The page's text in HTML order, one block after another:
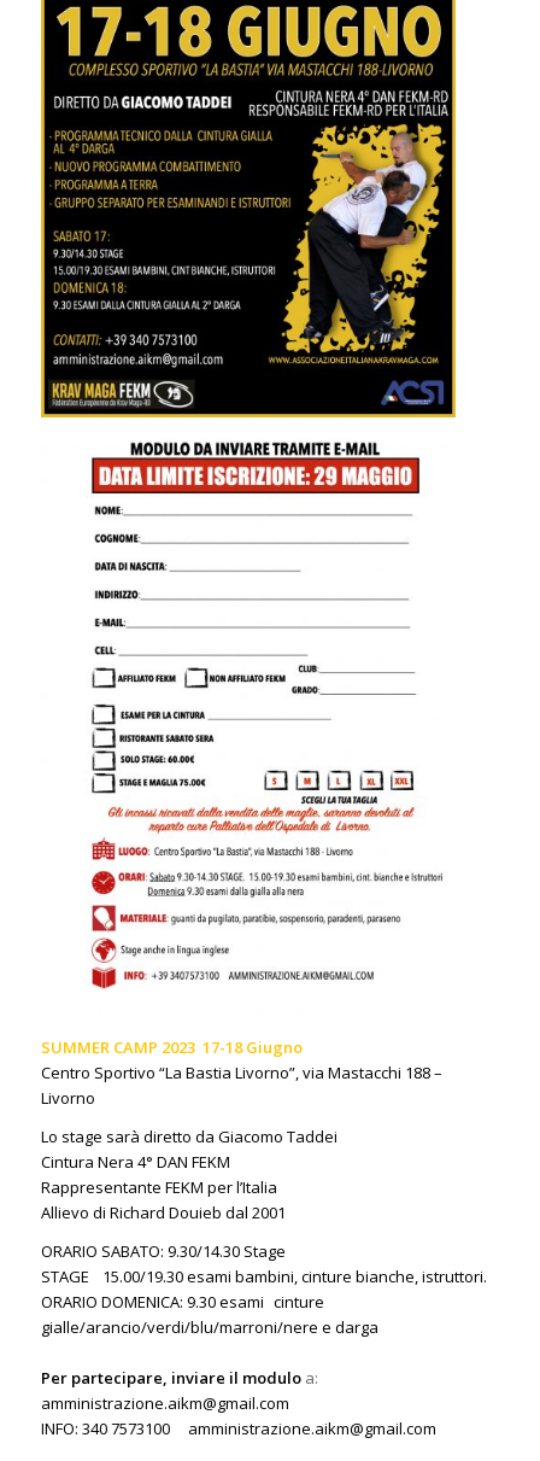
SUMMER CAMP 2023 17-18 Giugno
Centro Sportivo “La Bastia Livorno”, via Mastacchi 188 –
Livorno
Lo stage sarà diretto da Giacomo Taddei
Cintura Nera 4° DAN FEKM
Rappresentante FEKM per l’Italia
Allievo di Richard Douieb dal 2001
ORARIO SABATO: 9.30/14.30 Stage
STAGE 15.00/19.30 esami bambini, cinture bianche, istruttori.
ORARIO DOMENICA: 9.30 esami cinture
gialle/arancio/verdi/blu/marroni/nere e darga
Per partecipare, inviare il moduloa:
amministrazione.aikm@gmail.com
INFO: 340 7573100
amministrazione.aikm@gmail.com